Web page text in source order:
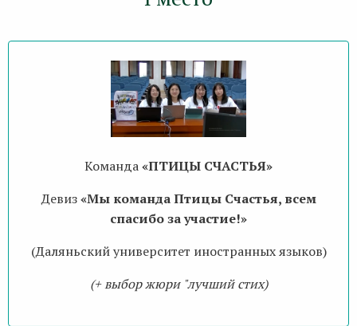
Команда«ПТИЦЫ СЧАСТЬЯ»
Девиз«Мы команда Птицы Счастья, всем
спасибо за участие!»
(Даляньский университет иностранных языков)
(+ выбор жюри "лучший стих)